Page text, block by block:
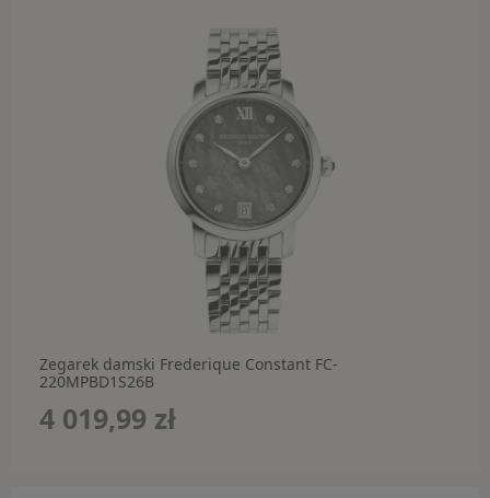
Guess Factory
Guess by Marciano
Jimmy Choo
Inne marki
Guess
Hugo Boss
Fossil
Zegarek damski Frederique Constant FC-
220MPBD1S26B
4 019,99 zł